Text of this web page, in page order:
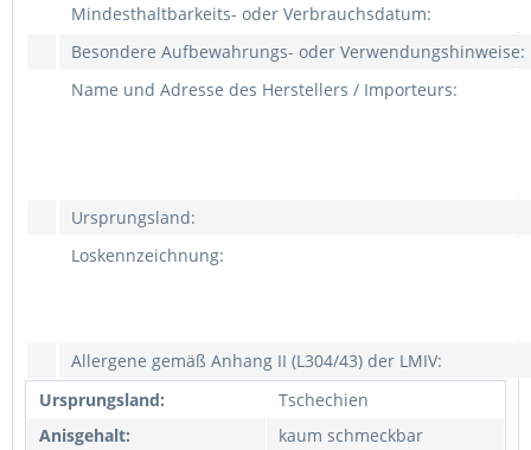
Mindesthaltbarkeits- oder Verbrauchsdatum:
Besondere Aufbewahrungs- oder Verwendungshinweise:
Name und Adresse des Herstellers / Importeurs:
Ursprungsland:
Loskennzeichnung:
Allergene gemäß Anhang II (L304/43) der LMIV:
Ursprungsland:
Tschechien
Anisgehalt:
kaum schmeckbar